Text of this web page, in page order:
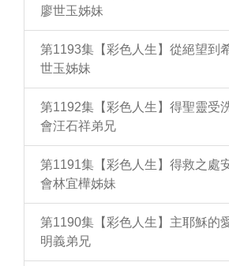
廖世玉姊妹
第1193集【彩色人生】從絕望到
世玉姊妹
第1192集【彩色人生】得聖靈受
會汪石祥弟兄
第1191集【彩色人生】得救之處
會林宜樺姊妹
第1190集【彩色人生】主耶穌的
明義弟兄